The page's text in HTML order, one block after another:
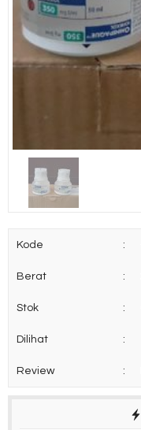
Kode :
Berat :
Stok :
Dilihat :
Review :